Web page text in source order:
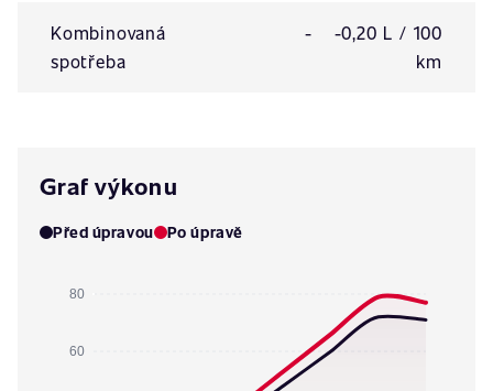
Kombinovaná
spotřeba
-
-0,20 L / 100
km
Graf výkonu
Před úpravou Po úpravě
80
60